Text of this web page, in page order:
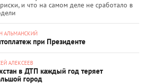
и что на самом деле не сработало в
АЛЬМАНСКИЙ
при Президенте
АЛЕКСЕЕВ
в ДТП каждый год теряет
город